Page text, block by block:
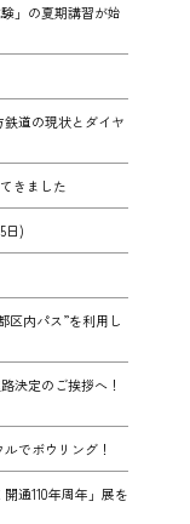
」の夏期講習が始
道の現状とダイヤ
きました
日)
区内パス”を利用し
決定のご挨拶へ！
でボウリング！
通110年周年」展を